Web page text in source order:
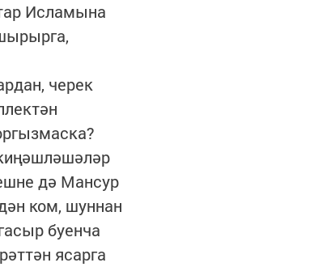
Исламына
черек
дә Мансур
ком, шуннан
буенча
ясарга